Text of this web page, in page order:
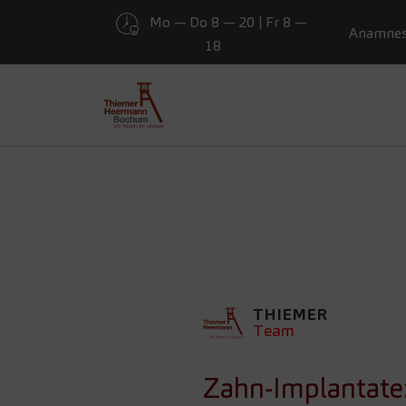
Zum Hauptinhalt springen
Mo — Do 8 — 20 | Fr 8 —
18
Presse
ZAHN-
THIEMER
Team
Zahn-